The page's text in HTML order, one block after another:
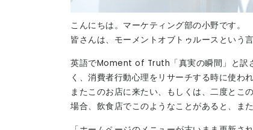
こんにちは。マーケティング部の小野です。
皆さんは、モーメントオブトゥルースという
英語でMoment of Truth「真実の瞬間」と訳
く、消費者行動心理をリサーチする時に使われ
またこのお店に来たい、もしくは、二度とこ
場合、飲食店でこのようなことがあると、ま